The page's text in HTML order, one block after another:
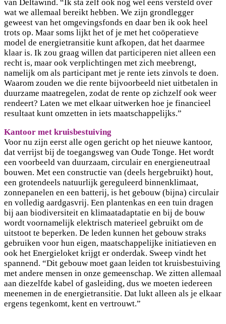
van Deltawind. “Ik sta zelf ook nog wel eens versteld over
wat we allemaal bereikt hebben. We zijn grondlegger
geweest van het omgevingsfonds en daar ben ik ook heel
trots op. Maar soms lijkt het of je met het coöperatieve
model de energietransitie kunt afkopen, dat het daarmee
klaar is. Ik zou graag willen dat participeren niet alleen een
recht is, maar ook verplichtingen met zich meebrengt,
namelijk om als participant met je rente iets zinvols te doen.
Waarom zouden we die rente bijvoorbeeld niet uitbetalen in
duurzame maatregelen, zodat de rente op zichzelf ook weer
rendeert? Laten we met elkaar uitwerken hoe je financieel
resultaat kunt omzetten in iets maatschappelijks.”
Kantoor met kruisbestuiving
Voor nu zijn eerst alle ogen gericht op het nieuwe kantoor,
dat verrijst bij de toegangsweg van Oude Tonge. Het wordt
een voorbeeld van duurzaam, circulair en energieneutraal
bouwen. Met een constructie van (deels hergebruikt) hout,
een grotendeels natuurlijk gereguleerd binnenklimaat,
zonnepanelen en een batterij, is het gebouw (bijna) circulair
en volledig aardgasvrij. Een plantenkas en een tuin dragen
bij aan biodiversiteit en klimaatadaptatie en bij de bouw
wordt voornamelijk elektrisch materieel gebruikt om de
uitstoot te beperken. De leden kunnen het gebouw straks
gebruiken voor hun eigen, maatschappelijke initiatieven en
ook het Energieloket krijgt er onderdak. Sweep vindt het
spannend. “Dit gebouw moet gaan leiden tot kruisbestuiving
met andere mensen in onze gemeenschap. We zitten allemaal
aan diezelfde kabel of gasleiding, dus we moeten iedereen
meenemen in de energietransitie. Dat lukt alleen als je elkaar
ergens tegenkomt, kent en vertrouwt.”